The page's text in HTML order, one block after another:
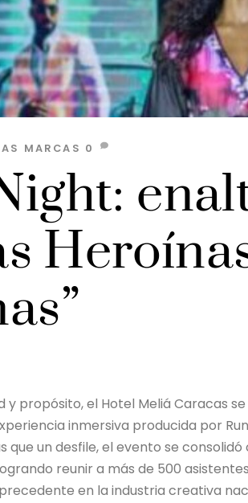
MARCAS 0
y propósito, el Hotel Meliá Caracas
inmersiva producida por
que un desfile, el evento se
reunir a más de 500
en la industria creativa